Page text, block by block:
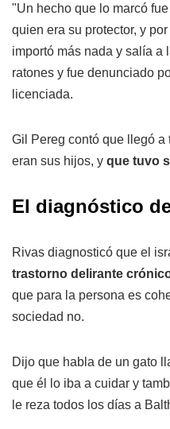
"Un hecho que lo marcó
quien era su protector, y
importó más nada y salía a
ratones y fue denunciado
licenciada.
Gil Pereg contó que llegó a
eran sus hijos, y que tuvo
El diagnóstico
Rivas diagnosticó que el
trastorno delirante
que para la persona es
sociedad no.
Dijo que habla de un gato
que él lo iba a cuidar y
le reza todos los días a